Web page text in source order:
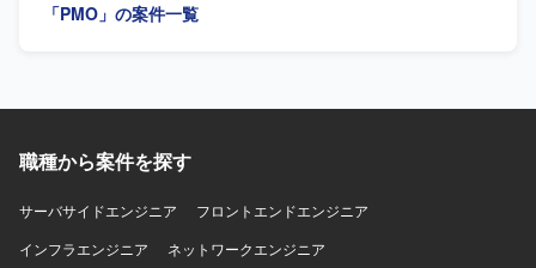
ョンを通じて必要な情報を整理し、分かりやすい運用ドキ
ワークサービスの運用設計フェーズから関与できるため、
を広く深く身につけていただけます。将来的な延長の可能
とができます。 【開発環境】 オフィス系ツール（Excel、
境となります。
「PMO」の案件一覧
職種から案件を探す
サーバサイドエンジニア
フロントエンドエンジニア
インフラエンジニア
ネットワークエンジニア